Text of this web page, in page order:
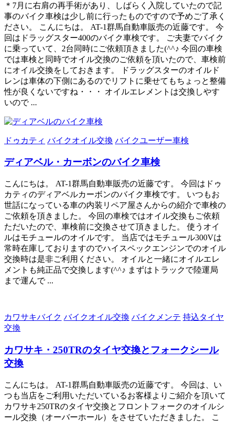
＊7月に右肩の再手術があり、しばらく入院していたので記
事のバイク車検は少し前に行ったものですので予めご了承く
ださい。 こんにちは。 AT-1群馬自動車販売の近藤です。 今
回はドラッグスター400のバイク車検です。 ご夫妻でバイク
に乗っていて、2台同時にご依頼頂きました(^^♪ 今回の車検
では車検と同時でオイル交換のご依頼を頂いたので、車検前
にオイル交換をしておきます。 ドラッグスターのオイルド
レンは車体の下側にあるのでリフトに乗せてもちょっと整備
性が良くないですね・・・ オイルエレメントは交換しやす
いので ...
ドゥカティ バイクオイル交換 バイクユーザー車検
ディアベル・カーボンのバイク車検
こんにちは。 AT-1群馬自動車販売の近藤です。 今回はドゥ
カティのディアベルカーボンのバイク車検です。 いつもお
世話になっている車の内装リペア屋さんからの紹介で車検の
ご依頼を頂きました。 今回の車検ではオイル交換もご依頼
ただいたので、車検前に交換させて頂きました。 使うオイ
ルはモチュールのオイルです。 当店ではモチュール300Vは
常時在庫しておりますのでハイスペックエンジンでのオイル
交換時は是非ご利用ください。 オイルと一緒にオイルエレ
メントも純正品で交換します(^^♪ まずはトラックで陸運局
まで運んで ...
カワサキバイク バイクオイル交換 バイクメンテ 持込タイヤ
交換
カワサキ・250TRのタイヤ交換とフォークシール
交換
こんにちは。 AT-1群馬自動車販売の近藤です。 今回は、い
つも当店をご利用いただいているお客様よりご紹介を頂いて
カワサキ250TRのタイヤ交換とフロントフォークのオイルシ
ール交換（オーバーホール）をさせていただきました。 こ